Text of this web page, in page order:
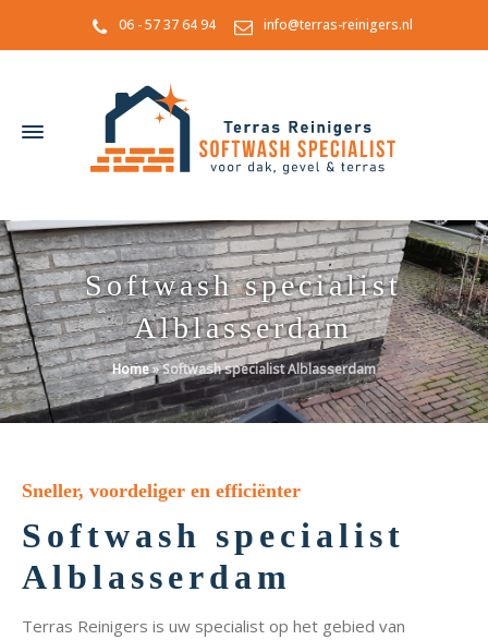
06 - 57 37 64 94 info@terras-reinigers.nl
Softwash specialist
Alblasserdam
Home»Softwash specialist Alblasserdam
Sneller, voordeliger en efficiënter
Softwash specialist
Alblasserdam
Terras Reinigers is uw specialist op het gebied van